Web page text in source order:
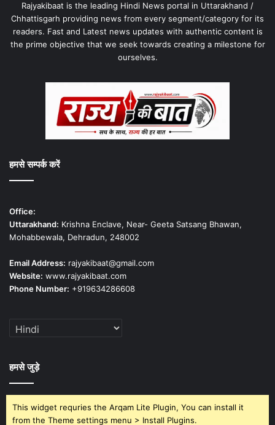
Rajyakibaat is the leading Hindi News portal in Uttarakhand /
Chhattisgarh providing news from every segment/category for its
readers. Fast and Latest news updates with authentic content is
the prime objective that we seek towards creating a milestone for
ourselves.
हमसे सम्पर्क करें
Office:
Uttarakhand: Krishna Enclave, Near- Geeta Satsang Bhawan,
Mohabbewala, Dehradun, 248002
Email Address: rajyakibaat@gmail.com
Website: www.rajyakibaat.com
Phone Number: +919634286608
हमसे जुड़े
This widget requries the Arqam Lite Plugin, You can install it
from the Theme settings menu > Install Plugins.